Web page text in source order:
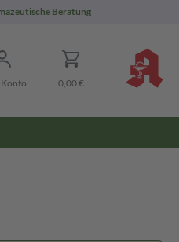
Beratung
0,00 €